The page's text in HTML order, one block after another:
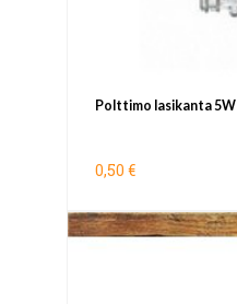
Polttimo lasikanta 5W
0,50 €